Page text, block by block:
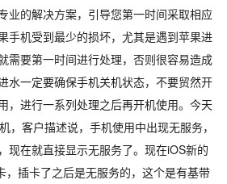
业的解决方案，引导您第一时间采取相应
手机受到最少的损坏，尤其是遇到苹果进
需要第一时间进行处理，否则很容易造成
水一定要确保手机关机状态，不要贸然开
，进行一系列处理之后再开机使用。今天
，客户描述说，手机使用中出现无服务，
现在就直接显示无服务了。现在iOS新的
，插卡了之后是无服务的，这个是有基带